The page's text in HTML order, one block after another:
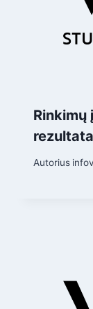
Rinkimų
Autorius